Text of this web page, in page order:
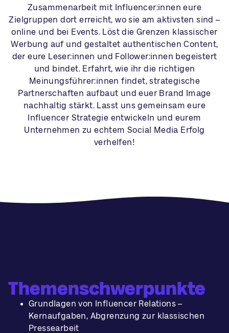
Zusammenarbeit mit Influencer:innen eure
Zielgruppen dort erreicht, wo sie am aktivsten sind –
online und bei Events. Löst die Grenzen klassischer
Werbung auf und gestaltet authentischen Content,
der eure Leser:innen und Follower:innen begeistert
und bindet. Erfahrt, wie ihr die richtigen
Meinungsführer:innen findet, strategische
Partnerschaften aufbaut und euer Brand Image
nachhaltig stärkt. Lasst uns gemeinsam eure
Influencer Strategie entwickeln und eurem
Unternehmen zu echtem Social Media Erfolg
verhelfen!
Themenschwerpunkte
Grundlagen von Influencer Relations –
Kernaufgaben, Abgrenzung zur klassischen
Pressearbeit